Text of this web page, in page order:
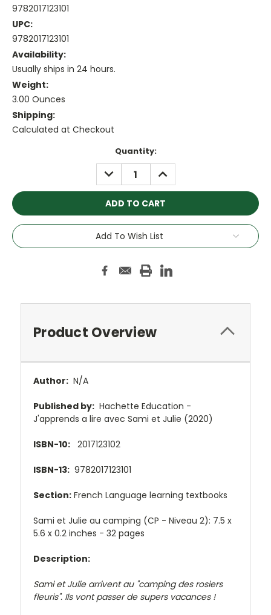
9782017123101
UPC:
9782017123101
Availability:
Usually ships in 24 hours.
Weight:
3.00 Ounces
Shipping:
Calculated at Checkout
Quantity:
DECREASE
QUANTITY:
INCREASE
QUANTITY:
Add To Wish List
Product Overview
Author: N/A
Published by: Hachette Education -
J'apprends a lire avec Sami et Julie (2020)
ISBN-10: 2017123102
ISBN-13: 9782017123101
Section: French Language learning textbooks
Sami et Julie au camping (CP - Niveau 2): 7.5 x
5.6 x 0.2 inches - 32 pages
Description:
Sami et Julie arrivent au "camping des rosiers
fleuris". Ils vont passer de supers vacances !